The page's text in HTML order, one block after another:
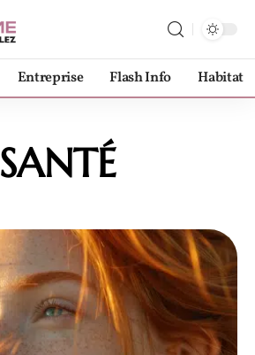
Entreprise Flash Info Habitat
SANTÉ